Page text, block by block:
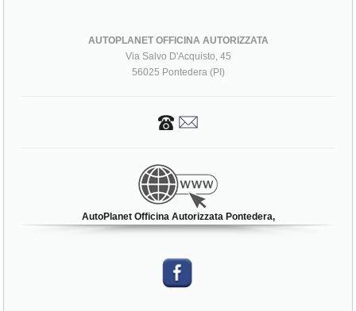
AUTOPLANET OFFICINA AUTORIZZATA
Via Salvo D'Acquisto, 45
56025 Pontedera (PI)
AutoPlanet Officina Autorizzata Pontedera,